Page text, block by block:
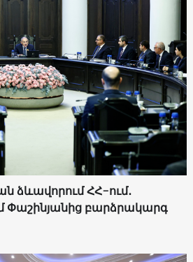
ձևավորում ՀՀ-ում․
Փաշինյանից բարձրակարգ